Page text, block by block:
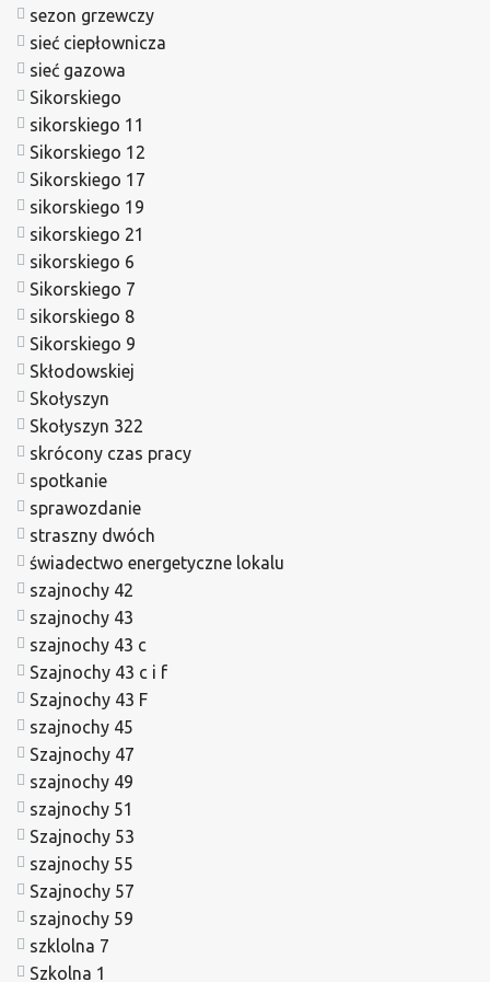
sezon grzewczy
sieć ciepłownicza
sieć gazowa
Sikorskiego
sikorskiego 11
Sikorskiego 12
Sikorskiego 17
sikorskiego 19
sikorskiego 21
sikorskiego 6
Sikorskiego 7
sikorskiego 8
Sikorskiego 9
Skłodowskiej
Skołyszyn
Skołyszyn 322
skrócony czas pracy
spotkanie
sprawozdanie
straszny dwóch
świadectwo energetyczne lokalu
szajnochy 42
szajnochy 43
szajnochy 43 c
Szajnochy 43 c i f
Szajnochy 43 F
szajnochy 45
Szajnochy 47
szajnochy 49
szajnochy 51
Szajnochy 53
szajnochy 55
Szajnochy 57
szajnochy 59
szklolna 7
Szkolna 1